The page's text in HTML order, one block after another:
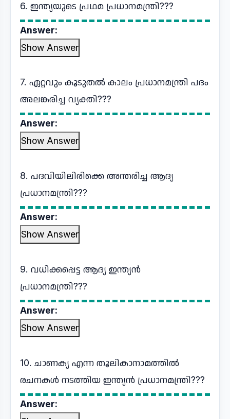
6. ഇന്ത്യയുടെ പ്രഥമ പ്രധാനമന്ത്രി???
Answer:
Show Answer
7. ഏറ്റവും കൂടുതൽ കാലം പ്രധാനമന്ത്രി പദം
അലങ്കരിച്ച വ്യക്തി???
Answer:
Show Answer
8. പദവിയിലിരിക്കെ അന്തരിച്ച ആദ്യ
പ്രധാനമന്ത്രി???
Answer:
Show Answer
9. വധിക്കപ്പെട്ട ആദ്യ ഇന്ത്യൻ
പ്രധാനമന്ത്രി???
Answer:
Show Answer
10. ചാണക്യ എന്ന തൂലികാനാമത്തിൽ
രചനകൾ നടത്തിയ ഇന്ത്യൻ പ്രധാനമന്ത്രി???
Answer: